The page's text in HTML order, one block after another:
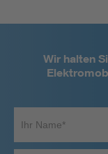
Wir halten
Name*